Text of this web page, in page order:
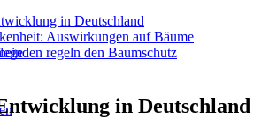
in Deutschland
Auswirkungen auf Bäume
regeln den Baumschutz
in Deutschland